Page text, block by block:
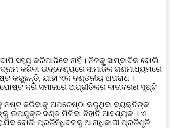
ସହ୍ୟ କରିପାରିବେ ନାହିଁ । ନିଜକୁ ସାମ୍ବାଦିକ ବୋଲି
କରିବା ଉଦ୍ଦେଶ୍ୟରେ ସାମାଜିକ ଗଣମାଧ୍ୟମରେ
କରୁଛନ୍ତି, ଯାହା ଏକ ଦଣ୍ଡନୀୟ ଅପରାଧ ।
କରି ସମାଜରେ ଅପ୍ରୀତିକର ବାତାବରଣ ସୃଷ୍ଟି
ନଷ୍ଟ କରିବାକୁ ଅପଚେଷ୍ଠା କରୁଥିବା ବ୍ୟକ୍ତିଙ୍କ
ଉପଯୁକ୍ତ ଦଣ୍ଡ ମିଳିବା ନିହାତି ଆବଶ୍ୟକ । ଏ
ବୋଲି ପ୍ରତିନିଧିଦଳକୁ ଥାନାଧିକାରୀ ପ୍ରତିଶୃତି